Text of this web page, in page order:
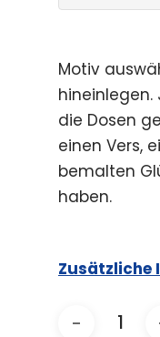
Motiv
hineinlegen.
die Dosen
einen Vers,
bemalten
haben.
Zusätzliche